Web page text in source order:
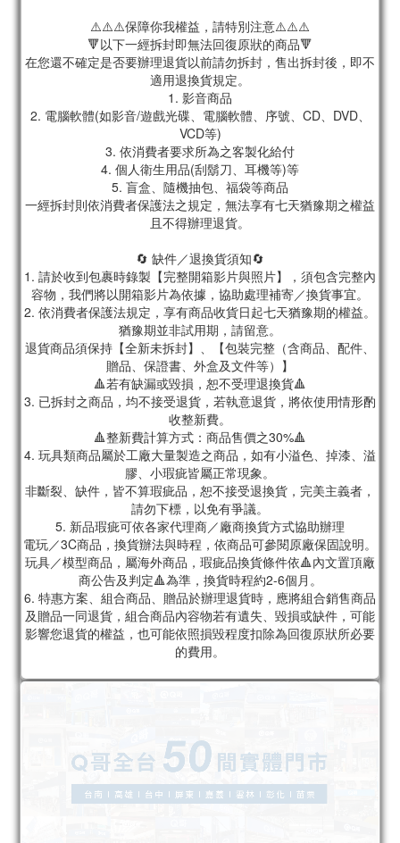
⚠️⚠️⚠️保障你我權益，請特別注意⚠️⚠️⚠️
🔻以下一經拆封即無法回復原狀的商品🔻
在您還不確定是否要辦理退貨以前請勿拆封，售出拆封後，即不
適用退換貨規定。
1. 影音商品
2. 電腦軟體(如影音/遊戲光碟、電腦軟體、序號、CD、DVD、
VCD等)
3. 依消費者要求所為之客製化給付
4. 個人衛生用品(刮鬍刀、耳機等)等
5. 盲盒、隨機抽包、福袋等商品
一經拆封則依消費者保護法之規定，無法享有七天猶豫期之權益
且不得辦理退貨。
🔄 缺件／退換貨須知🔄
1. 請於收到包裹時錄製【完整開箱影片與照片】，須包含完整內
容物，我們將以開箱影片為依據，協助處理補寄／換貨事宜。
2. 依消費者保護法規定，享有商品收貨日起七天猶豫期的權益。
猶豫期並非試用期，請留意。
退貨商品須保持【全新未拆封】、【包裝完整（含商品、配件、
贈品、保證書、外盒及文件等）】
🔺若有缺漏或毀損，恕不受理退換貨🔺
3. 已拆封之商品，均不接受退貨，若執意退貨，將依使用情形酌
收整新費。
🔺整新費計算方式：商品售價之30%🔺
4. 玩具類商品屬於工廠大量製造之商品，如有小溢色、掉漆、溢
膠、小瑕疵皆屬正常現象。
非斷裂、缺件，皆不算瑕疵品，恕不接受退換貨，完美主義者，
請勿下標，以免有爭議。
5. 新品瑕疵可依各家代理商／廠商換貨方式協助辦理
電玩／3C商品，換貨辦法與時程，依商品可參閱原廠保固說明。
玩具／模型商品，屬海外商品，瑕疵品換貨條件依🔺內文置頂廠
商公告及判定🔺為準，換貨時程約2-6個月。
6. 特惠方案、組合商品、贈品於辦理退貨時，應將組合銷售商品
及贈品一同退貨，組合商品內容物若有遺失、毀損或缺件，可能
影響您退貨的權益，也可能依照損毀程度扣除為回復原狀所必要
的費用。